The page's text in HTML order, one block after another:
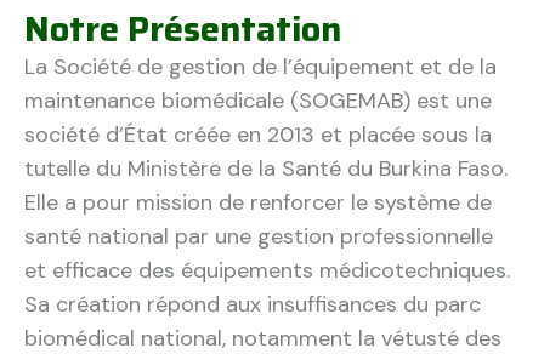
Notre Présentation
La Société de gestion de l’équipement et de la
maintenance biomédicale (SOGEMAB) est une
société d’État créée en 2013 et placée sous la
tutelle du Ministère de la Santé du Burkina Faso.
Elle a pour mission de renforcer le système de
santé national par une gestion professionnelle
et efficace des équipements médicotechniques.
Sa création répond aux insuffisances du parc
biomédical national, notamment la vétusté des